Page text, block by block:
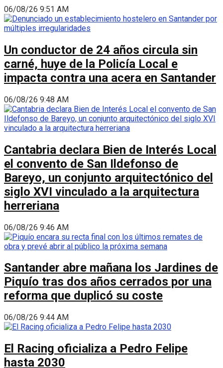
06/08/26 9:51 AM
Un conductor de 24 años circula sin
carné, huye de la Policía Local e
impacta contra una acera en Santander
06/08/26 9:48 AM
Cantabria declara Bien de Interés Local
el convento de San Ildefonso de
Bareyo, un conjunto arquitectónico del
siglo XVI vinculado a la arquitectura
herreriana
06/08/26 9:46 AM
Santander abre mañana los Jardines de
Piquío tras dos años cerrados por una
reforma que duplicó su coste
06/08/26 9:44 AM
El Racing oficializa a Pedro Felipe
hasta 2030